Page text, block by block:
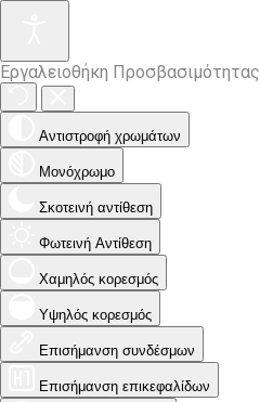
Εργαλειοθήκη Προσβασιμότητας
Αντιστροφή χρωμάτων
Μονόχρωμο
Σκοτεινή αντίθεση
Φωτεινή Αντίθεση
Χαμηλός κορεσμός
Υψηλός κορεσμός
Επισήμανση συνδέσμων
Επισήμανση επικεφαλίδων